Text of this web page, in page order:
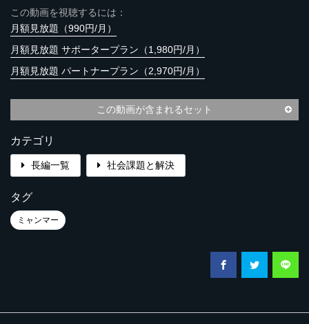
この動画を視聴するには：
月額見放題（990円/月）
月額見放題 サポータープラン（1,980円/月）
月額見放題 パートナープラン（2,970円/月）
この動画が含まれるセット
カテゴリ
長編一覧 社会課題と解決
タグ
ミャンマー